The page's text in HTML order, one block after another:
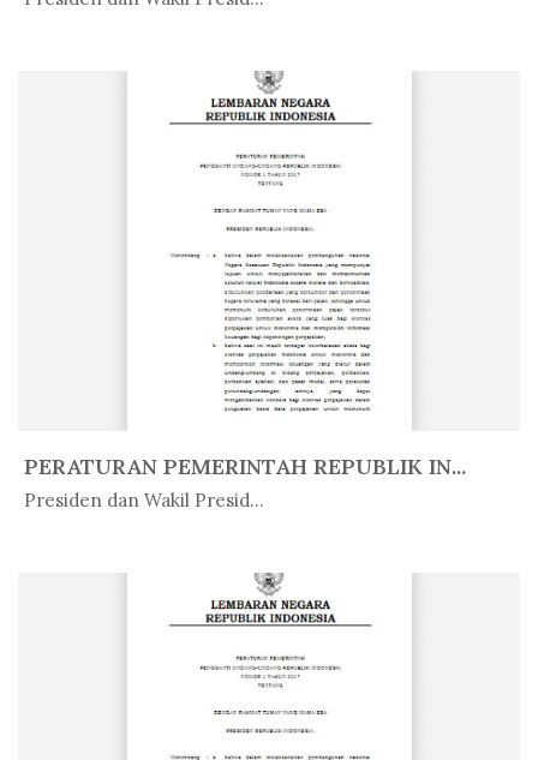
PERATURAN PEMERINTAH REPUBLIK IN...
Presiden dan Wakil Presid...
In Peratur...